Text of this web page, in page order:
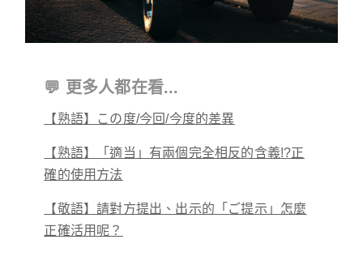
💬 更多人都在看...
【熟語】この度/今回/今度的差異
【熟語】「適当」有兩個完全相反的含義!?正
確的使用方法
【敬語】請對方提出、出示的「ご提示」怎麼
正確活用呢？